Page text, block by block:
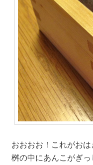
おおおお！これがおは
桝の中にあんこがぎ